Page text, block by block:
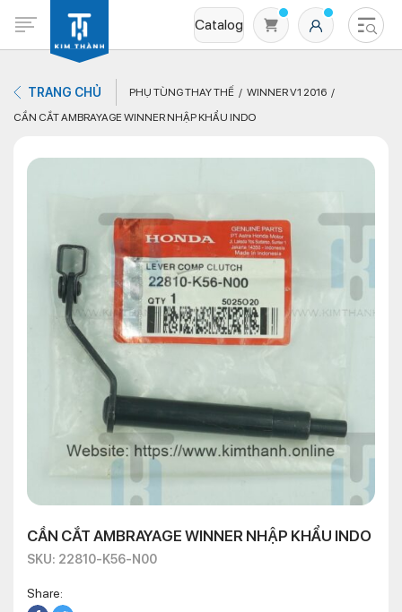
Catalog
Không có sản phẩm nào trong giỏ hàng
TRANG CHỦ PHỤ TÙNG THAY THẾ
WINNER V1 2016
CẦN CẮT AMBRAYAGE WINNER NHẬP KHẨU INDO
CẦN CẮT AMBRAYAGE WINNER NHẬP KHẨU INDO
SKU: 22810-K56-N00
Share: